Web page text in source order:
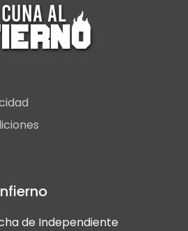
de Independiente